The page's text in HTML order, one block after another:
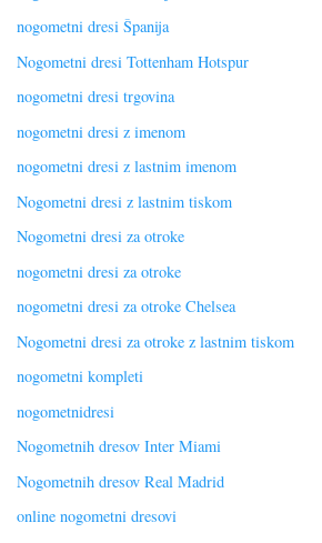
nogometni dresi Španija
Nogometni dresi Tottenham Hotspur
nogometni dresi trgovina
nogometni dresi z imenom
nogometni dresi z lastnim imenom
Nogometni dresi z lastnim tiskom
Nogometni dresi za otroke
nogometni dresi za otroke
nogometni dresi za otroke Chelsea
Nogometni dresi za otroke z lastnim tiskom
nogometni kompleti
nogometnidresi
Nogometnih dresov Inter Miami
Nogometnih dresov Real Madrid
online nogometni dresovi